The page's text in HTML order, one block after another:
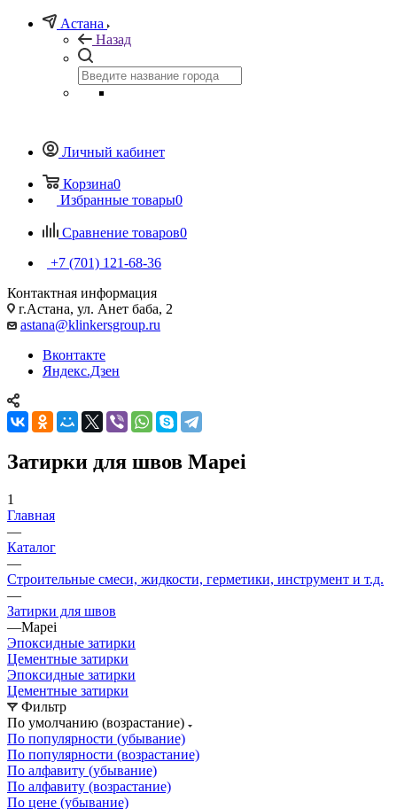
Астана
Назад
Личный кабинет
Корзина0
Избранные товары0
Сравнение товаров0
+7 (701) 121-68-36
Контактная информация
г.Астана, ул. Анет баба, 2
astana@klinkersgroup.ru
Вконтакте
Яндекс.Дзен
Затирки для швов Mapei
1
Главная
—
Каталог
—
Строительные смеси, жидкости, герметики, инструмент и т.д.
—
Затирки для швов
—Mapei
Эпоксидные затирки
Цементные затирки
Эпоксидные затирки
Цементные затирки
Фильтр
По умолчанию (возрастание)
По популярности (убывание)
По популярности (возрастание)
По алфавиту (убывание)
По алфавиту (возрастание)
По цене (убывание)